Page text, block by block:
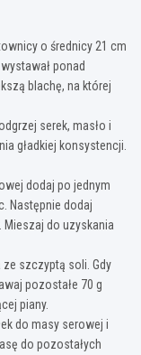
o średnicy 21 cm
ponad
blachę, na której
serek, masło i
gładkiej konsystencji.
dodaj po jednym
Następnie dodaj
Mieszaj do uzyskania
ze szczyptą soli. Gdy
pozostałe 70 g
piany.
do masy serowej i
do pozostałych